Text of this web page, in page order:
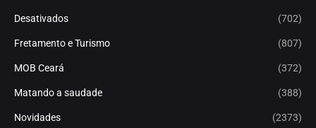
Desativados (702)
Fretamento e Turismo (807)
MOB Ceará (372)
Matando a saudade (388)
Novidades (2373)